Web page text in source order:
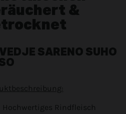
&
SARENO SUHO
Hochwertiges Rindfleisch